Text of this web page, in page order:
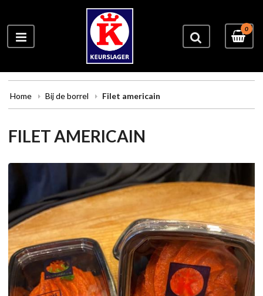
0
Home Bij de borrel Filet americain
FILET AMERICAIN